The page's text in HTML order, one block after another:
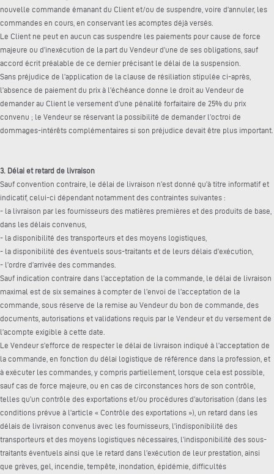
nouvelle commande émanant du Client et/ou de suspendre, voire d’annuler, les
commandes en cours, en conservant les acomptes déjà versés.
Le Client ne peut en aucun cas suspendre les paiements pour cause de force
majeure ou d’inexécution de la part du Vendeur d’une de ses obligations, sauf
accord écrit préalable de ce dernier précisant le délai de la suspension.
Sans préjudice de l’application de la clause de résiliation stipulée ci-après,
l’absence de paiement du prix à l’échéance donne le droit au Vendeur de
demander au Client le versement d’une pénalité forfaitaire de 25% du prix
convenu ; le Vendeur se réservant la possibilité de demander l’octroi de
dommages-intérêts complémentaires si son préjudice devait être plus important.
3. Délai et retard de livraison
Sauf convention contraire, le délai de livraison n’est donné qu’à titre informatif et
indicatif, celui-ci dépendant notamment des contraintes suivantes :
- la livraison par les fournisseurs des matières premières et des produits de base,
dans les délais convenus,
- la disponibilité des transporteurs et des moyens logistiques,
- la disponibilité des éventuels sous-traitants et de leurs délais d’exécution,
- l’ordre d’arrivée des commandes.
Sauf indication contraire dans l’acceptation de la commande, le délai de livraison
maximal est de six semaines à compter de l’envoi de l’acceptation de la
commande, sous réserve de la remise au Vendeur du bon de commande, des
documents, autorisations et validations requis par le Vendeur et du versement de
l’acompte exigible à cette date.
Le Vendeur s’efforce de respecter le délai de livraison indiqué à l’acceptation de
la commande, en fonction du délai logistique de référence dans la profession, et
à exécuter les commandes, y compris partiellement, lorsque cela est possible,
sauf cas de force majeure, ou en cas de circonstances hors de son contrôle,
telles qu’un contrôle des exportations et/ou procédures d’autorisation (dans les
conditions prévue à l’article « Contrôle des exportations »), un retard dans les
délais de livraison convenus avec les fournisseurs, l’indisponibilité des
transporteurs et des moyens logistiques nécessaires, l’indisponibilité des sous-
traitants éventuels ainsi que le retard dans l’exécution de leur prestation, ainsi
que grèves, gel, incendie, tempête, inondation, épidémie, difficultés